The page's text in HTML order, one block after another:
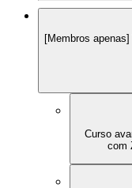
[Membros
Curso
com